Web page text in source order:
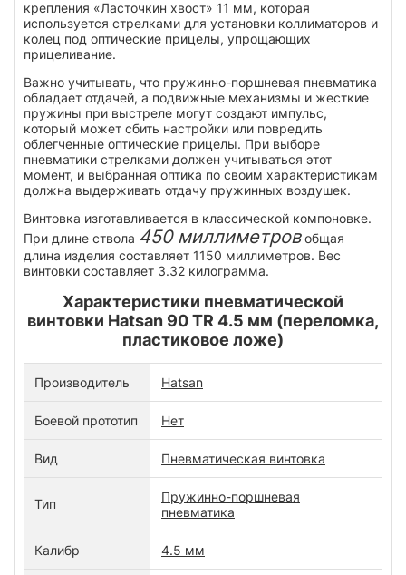
крепления «Ласточкин хвост» 11 мм, которая
используется стрелками для установки коллиматоров и
колец под оптические прицелы, упрощающих
прицеливание.
Важно учитывать, что пружинно-поршневая пневматика
обладает отдачей, а подвижные механизмы и жесткие
пружины при выстреле могут создают импульс,
который может сбить настройки или повредить
облегченные оптические прицелы. При выборе
пневматики стрелками должен учитываться этот
момент, и выбранная оптика по своим характеристикам
должна выдерживать отдачу пружинных воздушек.
Винтовка изготавливается в классической компоновке.
При длине ствола 450 миллиметровобщая
длина изделия составляет 1150 миллиметров. Вес
винтовки составляет 3.32 килограмма.
Характеристики пневматической
винтовки Hatsan 90 TR 4.5 мм (переломка,
пластиковое ложе)
Производитель Hatsan
Боевой прототип Нет
Вид Пневматическая винтовка
Тип
Пружинно-поршневая
пневматика
Калибр 4.5 мм